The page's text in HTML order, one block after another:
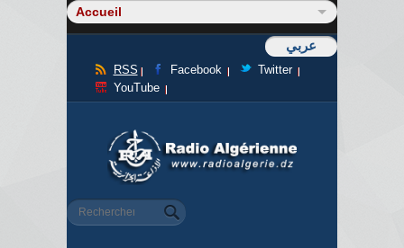
عربي
RSS Facebook
Twitter
YouTube
Formulaire de recherche
Rechercher